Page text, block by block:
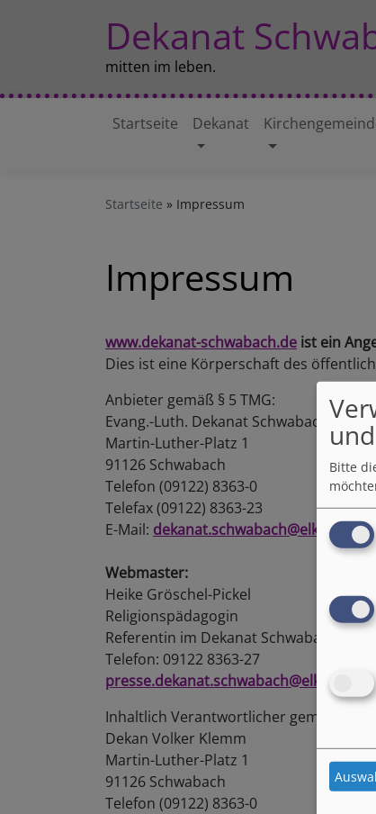
Dekanat
mitten im leben.
Hauptnavigation
Startseite Dekanat
Startseite Impressum
Impressum
www.dekanat-schwabach.de ist ein
Dies ist eine Körperschaft des
Anbieter gemäß § 5 TMG:
Evang.-Luth. Dekanat Schwabach
Martin-Luther-Platz 1
91126 Schwabach
Telefon (09122) 8363-0
Telefax (09122) 8363-23
E-Mail: dekanat.schwabach@elkb.de
Webmaster:
Heike Gröschel-Pickel
Religionspädagogin
Referentin im Dekanat Schwabach
Telefon: 09122 8363-27
presse.dekanat.schwabach@elkb.de
Inhaltlich Verantwortlicher gemäß § 55
Dekan Volker Klemm
Martin-Luther-Platz 1
91126 Schwabach
Telefon (09122) 8363-0
Bitte